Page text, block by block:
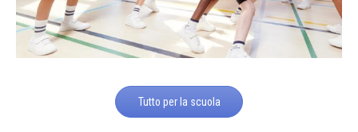
Tutto per la scuola